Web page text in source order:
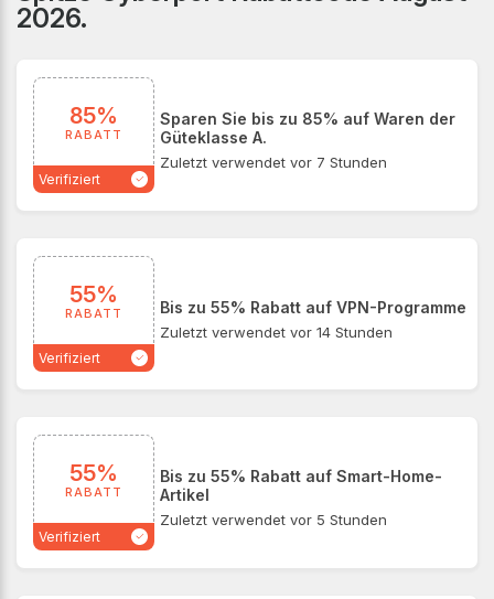
2026.
85%
RABATT
Verifiziert
Sparen Sie bis zu 85% auf Waren der
Güteklasse A.
Zuletzt verwendet vor 7 Stunden
55%
RABATT
Verifiziert
Bis zu 55% Rabatt auf VPN-Programme
Zuletzt verwendet vor 14 Stunden
55%
RABATT
Verifiziert
Bis zu 55% Rabatt auf Smart-Home-
Artikel
Zuletzt verwendet vor 5 Stunden